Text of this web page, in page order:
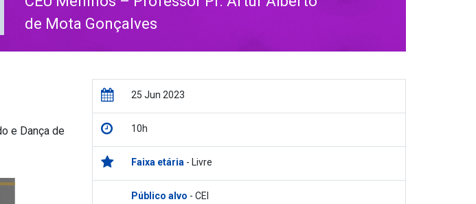
de Mota Gonçalves
e Dança de
25 Jun 2023
10h
Faixa etária- Livre
Público alvo - CEI